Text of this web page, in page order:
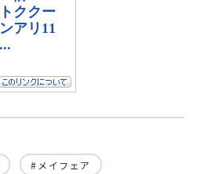
#メイフェア